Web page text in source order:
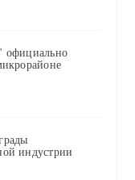
официально
индустрии